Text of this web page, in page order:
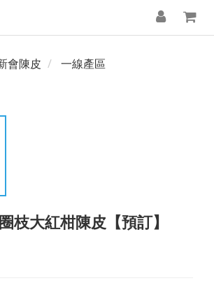
會陳皮 一線產區
枝大紅柑陳皮【預訂】